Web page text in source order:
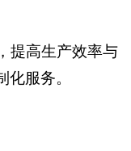
提高生产效率与
服务。